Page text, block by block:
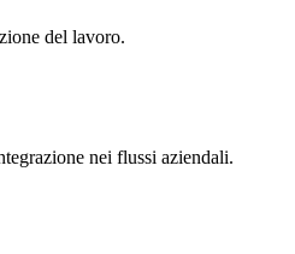
del lavoro.
nei flussi aziendali.